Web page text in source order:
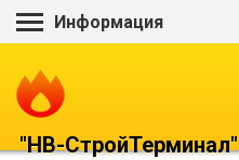
Информация
"НВ-СтройТерминал"